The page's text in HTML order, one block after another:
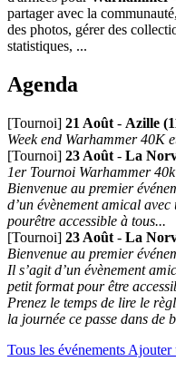
partager avec la
des photos, gérer des
statistiques, ...
Agenda
[Tournoi] 21 Août - Azille
Week end Warhammer 40K
[Tournoi] 23 Août - La
1er Tournoi Warhammer
Bienvenue au premier
d’un évènement amical
pourêtre accessible à tous...
[Tournoi] 23 Août - La
Bienvenue au premier
Il s’agit d’un évènement
petit format pour être
Prenez le temps de lire le
la journée ce passe dans de
Tous les événements Ajouter